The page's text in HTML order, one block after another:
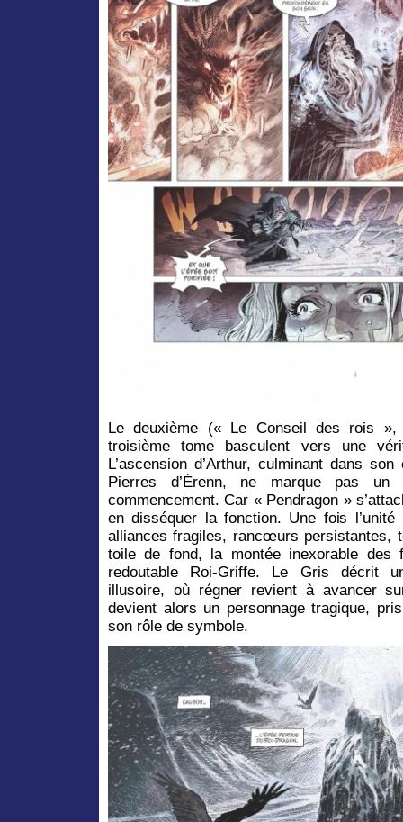
Le deuxième (« Le Conseil des rois
troisième tome basculent vers une
L’ascension d’Arthur, culminant dans
Pierres d’Érenn, ne marque pas un
commencement. Car « Pendragon »
en disséquer la fonction. Une fois
alliances fragiles, rancœurs persistantes,
toile de fond, la montée inexorable des
redoutable Roi-Griffe. Le Gris décrit
illusoire, où régner revient à avancer
devient alors un personnage tragique,
son rôle de symbole.